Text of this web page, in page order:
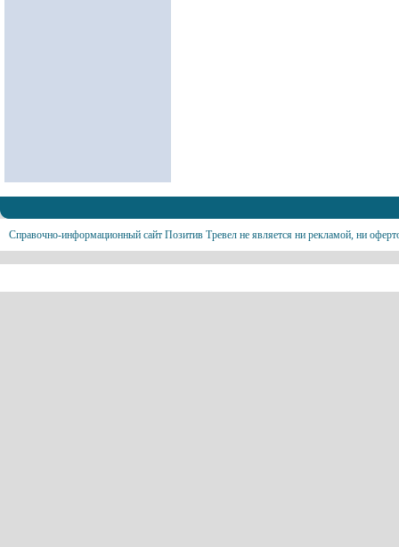
Справочно-информационный сайт Позитив Тревел не является ни рекламой, ни